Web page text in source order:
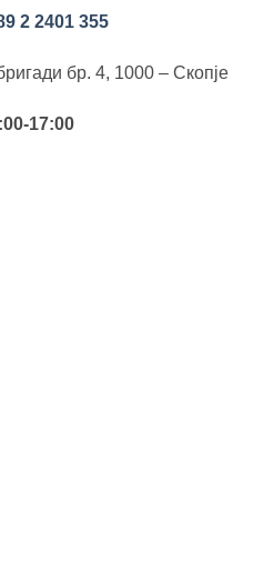
2 2401 355
бр. 4, 1000 – Скопје
17:00